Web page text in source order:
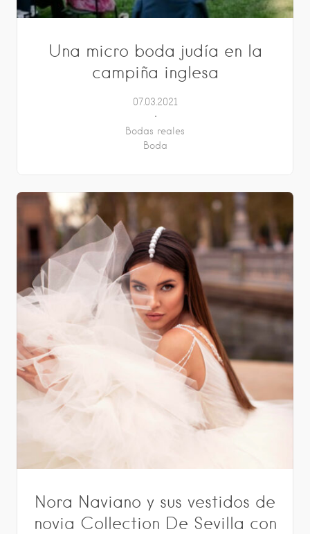
Una micro boda judía en la
campiña inglesa
07.03.2021
Bodas reales
Boda
Nora Naviano y sus vestidos de
novia Collection De Sevilla con